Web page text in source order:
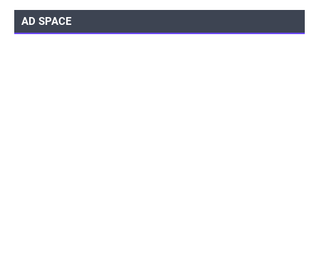
AD SPACE